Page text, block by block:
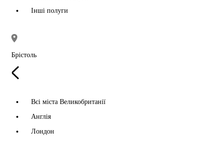
Інші полуги
Брістоль
Всі міста Великобританії
Англія
Лондон